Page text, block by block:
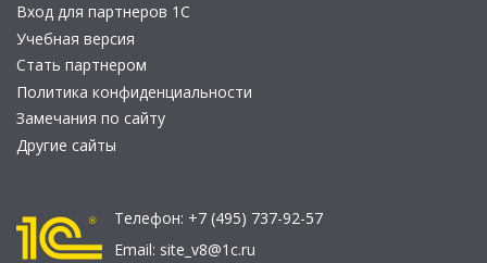
Вход для партнеров 1С
Учебная версия
Стать партнером
Политика конфиденциальности
Замечания по сайту
Другие сайты
Телефон: +7 (495) 737-92-57
Email: site_v8@1c.ru